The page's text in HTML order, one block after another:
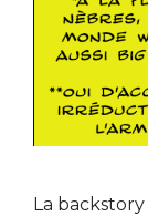
La